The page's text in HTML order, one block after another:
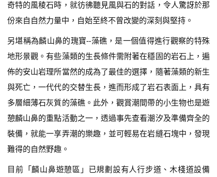
奇特的風稜石時，就彷彿聽見風與石的對話，令人驚訝於那
份來自自然力量中，自始至終不曾改變的深刻與堅持。
另堪稱為麟山鼻的瑰寶--藻礁，是一個值得進行觀察的特殊
地形景觀。有些藻類的生長條件需附著在穩固的岩石上，遍
佈的安山岩理所當然的成為了最佳的選擇，隨著藻類的新生
與死亡，一代代的交替生長，進而形成了岩石表面上，具有
多層細薄石灰質的藻礁。此外，觀賞潮間帶的小生物也是遊
憩麟山鼻的重點活動之一，透過事先查看潮汐及準備齊全的
裝備，就能一享弄潮的樂趣，並可輕易在岩縫石塊中，發現
難得的自然野趣。
目前「麟山鼻遊憩區」已規劃設有人行步道、木棧道設備